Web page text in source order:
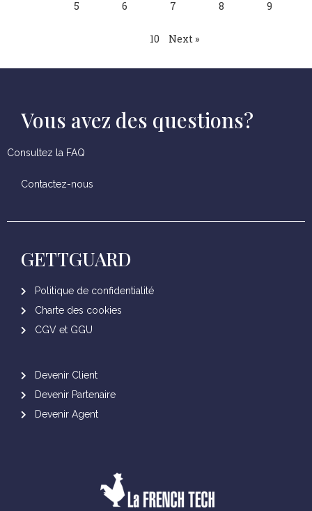
5 6 7 8 9
10 Next »
Vous avez des questions?
Consultez la FAQ
Contactez-nous
GETTGUARD
Politique de confidentialité
Charte des cookies
CGV et GGU
Devenir Client
Devenir Partenaire
Devenir Agent